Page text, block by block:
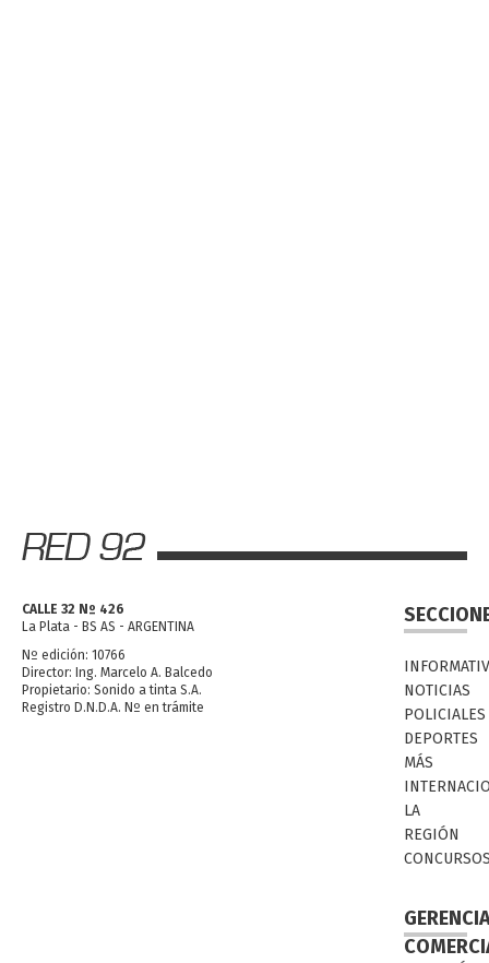
CALLE 32 Nº 426
La Plata - BS AS - ARGENTINA
Nº edición: 10766
Director: Ing. Marcelo A. Balcedo
Propietario: Sonido a tinta S.A.
Registro D.N.D.A. Nº en trámite
NOTICIAS
POLICIALES
DEPORTES
MÁS
LA
REGIÓN